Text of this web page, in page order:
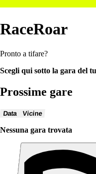
RaceRoar
Pronto a tifare?
Scegli qui sotto la gara del
Prossime gare
Data Vicine
Nessuna gara trovata